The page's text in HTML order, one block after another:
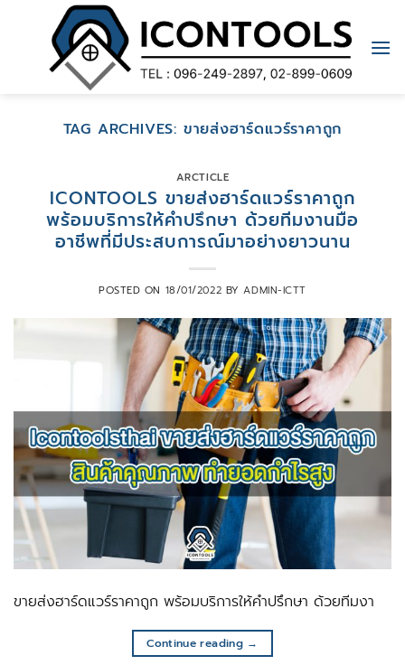
TAG ARCHIVES: ขายส่งฮาร์ดแวร์ราคาถูก
ARCTICLE
ICONTOOLS ขายส่งฮาร์ดแวร์ราคาถูก
พร้อมบริการให้คำปรึกษา ด้วยทีมงานมือ
อาชีพที่มีประสบการณ์มาอย่างยาวนาน
POSTED ON 18/01/2022 BYADMIN-ICTT
ขายส่งฮาร์ดแวร์ราคาถูก พร้อมบริการให้คำปรึกษา ด้วยทีมงา
Continue reading →